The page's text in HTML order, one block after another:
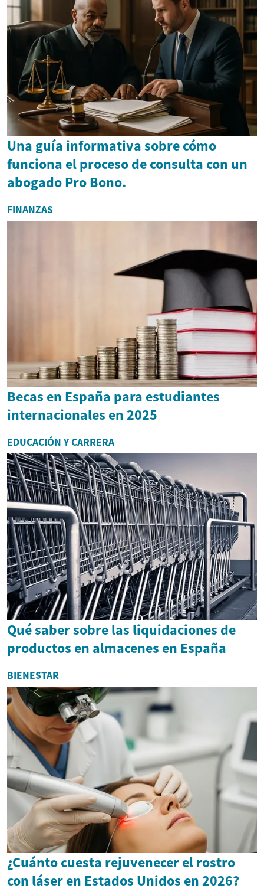
Una guía informativa sobre cómo
funciona el proceso de consulta con un
abogado Pro Bono.
FINANZAS
Becas en España para estudiantes
internacionales en 2025
EDUCACIÓN Y CARRERA
Qué saber sobre las liquidaciones de
productos en almacenes en España
BIENESTAR
¿Cuánto cuesta rejuvenecer el rostro
con láser en Estados Unidos en 2026?